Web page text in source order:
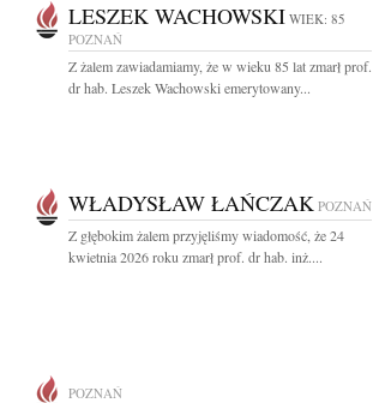
LESZEK WACHOWSKI WIEK: 85
POZNAŃ
Z żalem zawiadamiamy, że w wieku 85 lat zmarł prof.
dr hab. Leszek Wachowski emerytowany...
WŁADYSŁAW ŁAŃCZAK POZNAŃ
Z głębokim żalem przyjęliśmy wiadomość, że 24
kwietnia 2026 roku zmarł prof. dr hab. inż....
POZNAŃ